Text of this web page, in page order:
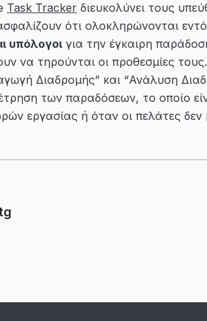
Task Tracker διευκολύνει τους
ότι ολοκληρώνονται
υπόλογοι για την έγκαιρη
να τηρούνται οι προθεσμίες
Διαδρομής” και “Ανάλυση
των παραδόσεων, το οποίο
εργασίας ή όταν οι πελάτες